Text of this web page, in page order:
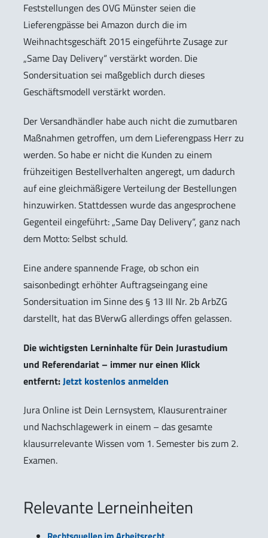
Feststellungen des OVG Münster seien die
Lieferengpässe bei Amazon durch die im
Weihnachtsgeschäft 2015 eingeführte Zusage zur
„Same Day Delivery“ verstärkt worden. Die
Sondersituation sei maßgeblich durch dieses
Geschäftsmodell verstärkt worden.
Der Versandhändler habe auch nicht die zumutbaren
Maßnahmen getroffen, um dem Lieferengpass Herr zu
werden. So habe er nicht die Kunden zu einem
frühzeitigen Bestellverhalten angeregt, um dadurch
auf eine gleichmäßigere Verteilung der Bestellungen
hinzuwirken. Stattdessen wurde das angesprochene
Gegenteil eingeführt: „Same Day Delivery“, ganz nach
dem Motto: Selbst schuld.
Eine andere spannende Frage, ob schon ein
saisonbedingt erhöhter Auftragseingang eine
Sondersituation im Sinne des § 13 III Nr. 2b ArbZG
darstellt, hat das BVerwG allerdings offen gelassen.
Die wichtigsten Lerninhalte für Dein Jurastudium
und Referendariat – immer nur einen Klick
entfernt:Jetzt kostenlos anmelden
Jura Online ist Dein Lernsystem, Klausurentrainer
und Nachschlagewerk in einem – das gesamte
klausurrelevante Wissen vom 1. Semester bis zum 2.
Examen.
Relevante Lerneinheiten